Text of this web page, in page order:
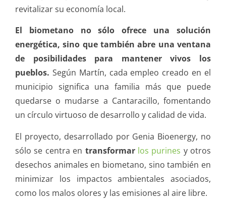
revitalizar su economía local.
El biometano no sólo ofrece una solución
energética, sino que también abre una ventana
de posibilidades para mantener vivos los
pueblos. Según Martín, cada empleo creado en el
municipio significa una familia más que puede
quedarse o mudarse a Cantaracillo, fomentando
un círculo virtuoso de desarrollo y calidad de vida.
El proyecto, desarrollado por Genia Bioenergy, no
sólo se centra en transformar los purines y otros
desechos animales en biometano, sino también en
minimizar los impactos ambientales asociados,
como los malos olores y las emisiones al aire libre.